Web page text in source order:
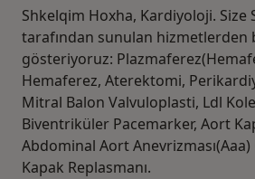
Shkelqim Hoxha, Kardiyoloji. Size
tarafından sunulan hizmetlerden
gösteriyoruz:
Hemaferez, Aterektomi,
Mitral Balon Valvuloplasti, Ldl
Biventriküler Pacemarker, Aort
Abdominal Aort Anevrizması(Aaa)
Kapak Replasmanı.